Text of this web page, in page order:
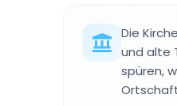
Die
und alte
spüren,